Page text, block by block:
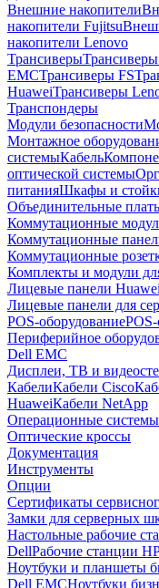
Внешние накопители
накопители Fujitsu
накопители Lenovo
Трансиверы
EMCТрансиверы FS
HuaweiТрансиверы
Транспондеры
Модули безопасности
Монтажное
системыКабель
оптической системы
питанияШкафы и
Объединительные
Коммутационные
Коммутационные
Коммутационные
Комплекты и модули
Лицевые панели Huawei
Лицевые панели для
POS-оборудование
Периферийное
Dell EMC
Дисплеи, ТВ и
КабелиКабели Cisco
HuaweiКабели NetApp
Операционные системы
Оптические кроссы
Документация
Инструменты
Опции
Сертификаты
Замки для серверных
Настольные рабочие
DellРабочие станции
Ноутбуки и планшеты
Dell EMCНоутбуки